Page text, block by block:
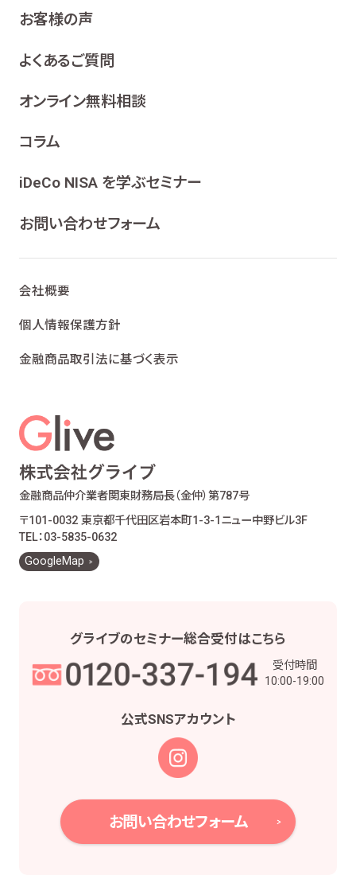
イン及び、所属金融商品取引業者の社内規程並びにこの
個人情報保護方針を遵守いたします。
2 利用目的
当社は、お客様の同意を得た場合及び法令等により例
必要な範囲内でお客様の個人情報を取り扱います。
ンケート、各種情報提供を行うため
グ及びこれらに付帯・関連する商品・サービスの
当社が取り扱う生命保険、損害保険及びこれら
金融商品仲介業における有価証券・金融商品の
提携会社の金融商品の勧誘・販売、サービスの
供の妥当性を判断するため
お客様ご本人であること又はご本人の代理人で
あることを確認するため
お客様に対し、お取引結果、お預り残高などの報
お客様とのお取引に関する事務を行うため
お客様との契約や法律等に基づく権利の行使や
義務の履行のため
ため
一部について委託された場合等において、委託
お取引先との打合せ、情報提供・連絡、お取引先
の皆様から委託された業務の遂行等を行うため
当社株主様及び当社株式の管理業務、株主様又
は会社による権利の行使・義務の履行、及び法
令に基づく書面・記録・データの作成のため
役職員の給与の計算・支払、人事管理業務のた
め
金融商品仲介業者関東財務局長（金仲）第787号
〒101-0032 東京都千代田区岩本町1-3-1 ニュー中野ビル3F
TEL：03-5835-0632
GoogleMap
お客様の声
よくあるご質問
オンライン無料相談
コラム
iDeCo NISA を学ぶセミナー
お問い合わせフォーム
会社概要
個人情報保護方針
金融商品取引法に基づく表示
グライブのセミナー総合受付はこちら
受付時間
10:00-19:00
公式SNSアカウント
お問い合わせフォーム